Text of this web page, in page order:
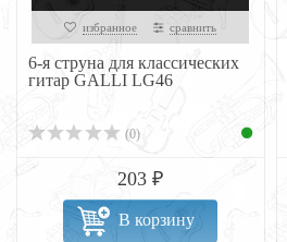
избранное сравнить
6-я струна для классических
гитар GALLI LG46
(0)
203 ₽
В корзину